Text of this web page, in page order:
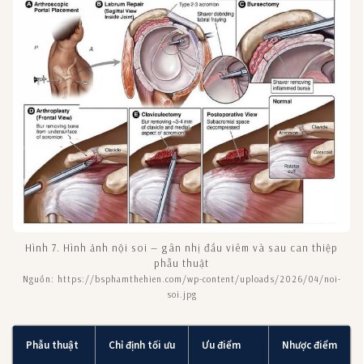
Hình 7. Hình ảnh nội soi — gân nhị đầu viêm và sau can thiệp
phẫu thuật
Nguồn: https://bsphamthehien.com/wp-content/uploads/2026/04/noi-
soi.jpg
Phẫu thuật Chỉ định tối ưu Ưu điểm Nhược điểm